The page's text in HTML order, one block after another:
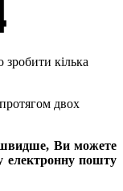
зробити кілька
двох
Ви можете
електронну пошту